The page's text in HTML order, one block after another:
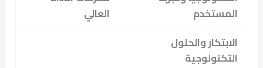
المستخدم
العالي
الابتكار والحلول
التكنولوجية